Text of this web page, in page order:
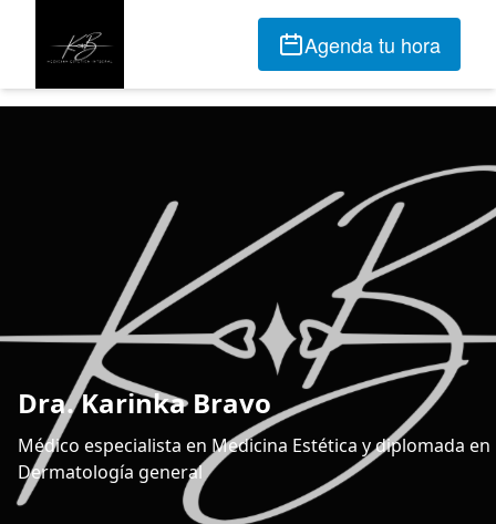
Agenda tu hora
Dra. Karinka Bravo
Médico especialista en Medicina Estética y diplomada en
Dermatología general